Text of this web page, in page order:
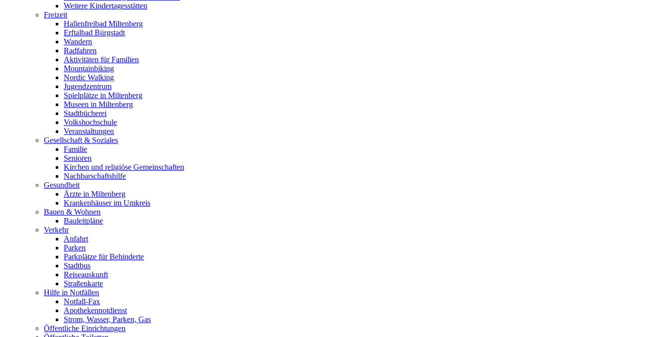
Weitere Kindertagesstätten
Freizeit
Hallenfreibad Miltenberg
Erftalbad Bürgstadt
Wandern
Radfahren
Aktivitäten für Familien
Mountainbiking
Nordic Walking
Jugendzentrum
Spielplätze in Miltenberg
Museen in Miltenberg
Stadtbücherei
Volkshochschule
Veranstaltungen
Gesellschaft & Soziales
Familie
Senioren
Kirchen und religiöse Gemeinschaften
Nachbarschaftshilfe
Gesundheit
Ärzte in Miltenberg
Krankenhäuser im Umkreis
Bauen & Wohnen
Bauleitpläne
Verkehr
Anfahrt
Parken
Parkplätze für Behinderte
Stadtbus
Reiseauskunft
Straßenkarte
Hilfe in Notfällen
Notfall-Fax
Apothekennotdienst
Strom, Wasser, Parken, Gas
Öffentliche Einrichtungen